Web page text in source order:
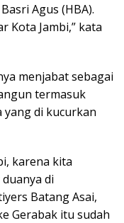
Agus (HBA).
Kota Jambi,” kata
menjabat sebagai
termasuk
di kucurkan
karena kita
di
Batang Asai,
Gerabak itu sudah